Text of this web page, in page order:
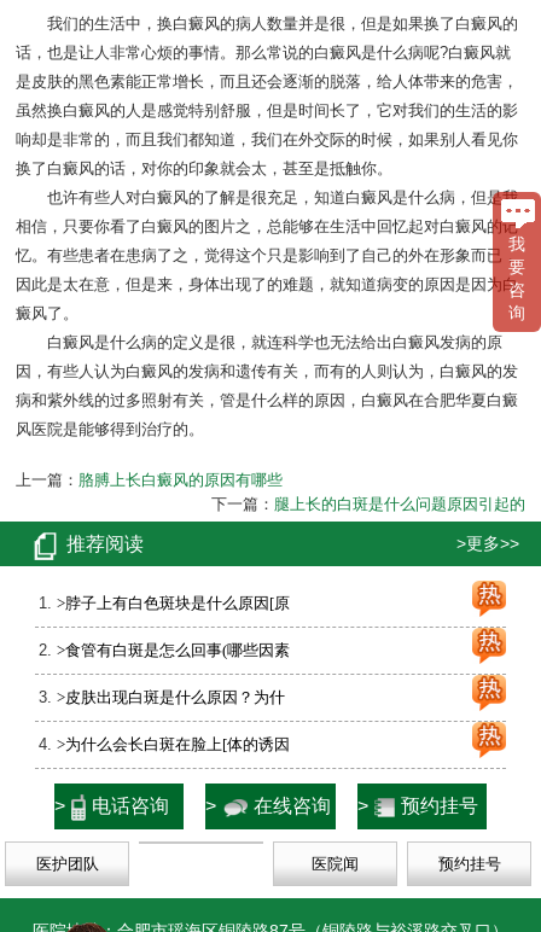
我们的生活中，换白癜风的病人数量并是很，但是如果换了白癜风的
话，也是让人非常心烦的事情。那么常说的白癜风是什么病呢?白癜风就
是皮肤的黑色素能正常增长，而且还会逐渐的脱落，给人体带来的危害，
虽然换白癜风的人是感觉特别舒服，但是时间长了，它对我们的生活的影
响却是非常的，而且我们都知道，我们在外交际的时候，如果别人看见你
换了白癜风的话，对你的印象就会太，甚至是抵触你。
也许有些人对白癜风的了解是很充足，知道白癜风是什么病，但是我
相信，只要你看了白癜风的图片之，总能够在生活中回忆起对白癜风的记
忆。有些患者在患病了之，觉得这个只是影响到了自己的外在形象而已，
因此是太在意，但是来，身体出现了的难题，就知道病变的原因是因为白
癜风了。
白癜风是什么病的定义是很，就连科学也无法给出白癜风发病的原
因，有些人认为白癜风的发病和遗传有关，而有的人则认为，白癜风的发
病和紫外线的过多照射有关，管是什么样的原因，白癜风在合肥华夏白癜
风医院是能够得到治疗的。
上一篇： 胳膊上长白癜风的原因有哪些
下一篇： 腿上长的白斑是什么问题原因引起的
推荐阅读 >更多>>
>脖子上有白色斑块是什么原因[原
>食管有白斑是怎么回事(哪些因素
>皮肤出现白斑是什么原因？为什
>为什么会长白斑在脸上[体的诱因
> 电话咨询 > 在线咨询 > 预约挂号
医护团队 医院闻 预约挂号
我
要
咨
询